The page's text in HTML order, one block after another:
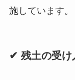
施しています。
✔ 残土の受け